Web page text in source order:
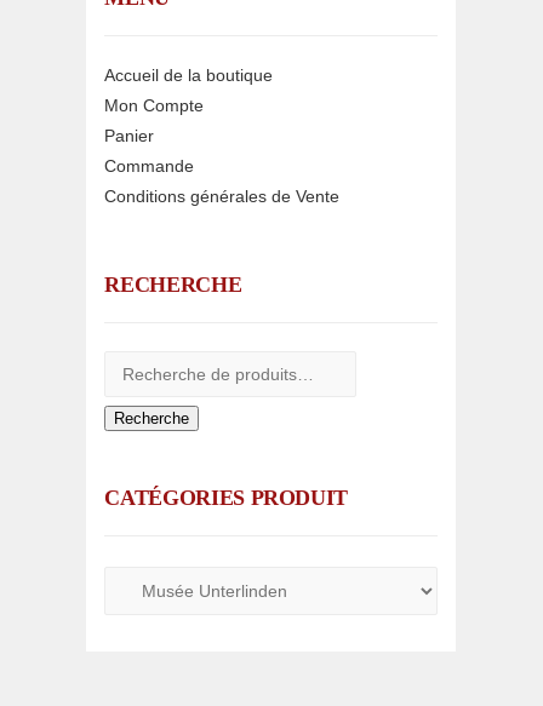
Accueil de la boutique
Mon Compte
Panier
Commande
Conditions générales de Vente
RECHERCHE
Recherche
CATÉGORIES PRODUIT